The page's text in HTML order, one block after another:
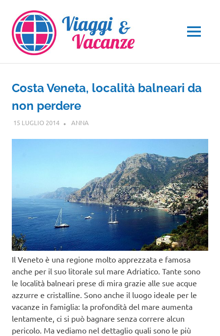
contenuto
MENU
Costa Veneta, località balneari da
non perdere
15 LUGLIO 2014 ANNA
Il Veneto è una regione molto apprezzata e famosa
anche per il suo litorale sul mare Adriatico. Tante sono
le località balneari prese di mira grazie alle sue acque
azzurre e cristalline. Sono anche il luogo ideale per le
vacanze in famiglia: la profondità del mare aumenta
lentamente, ci si può bagnare senza correre alcun
pericolo. Ma vediamo nel dettaglio quali sono le più